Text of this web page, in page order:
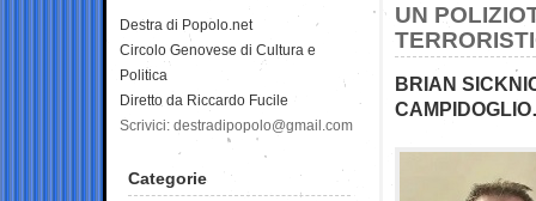
UN
BRIAN
Destra di Popolo.net
Circolo Genovese di Cultura e
Politica
Diretto da Riccardo Fucile
Scrivici: destradipopolo@gmail.com
Categorie